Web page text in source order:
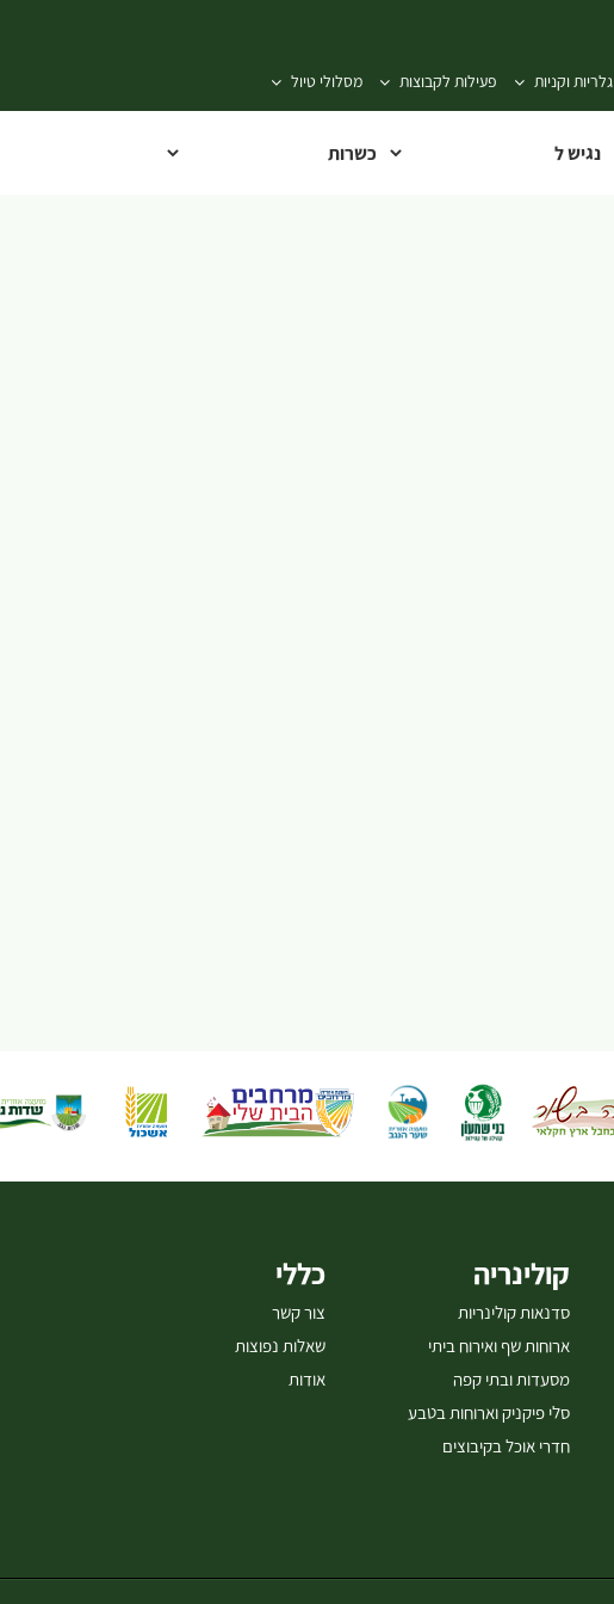
גלריות וקניות פעילות לקבוצות מסלולי טיול
קולינריה
סדנאות קולינריות
ארוחות שף ואירוח ביתי
מסעדות ובתי קפה
סלי פיקניק וארוחות בטבע
חדרי אוכל בקיבוצים
כללי
צור קשר
שאלות נפוצות
אודות